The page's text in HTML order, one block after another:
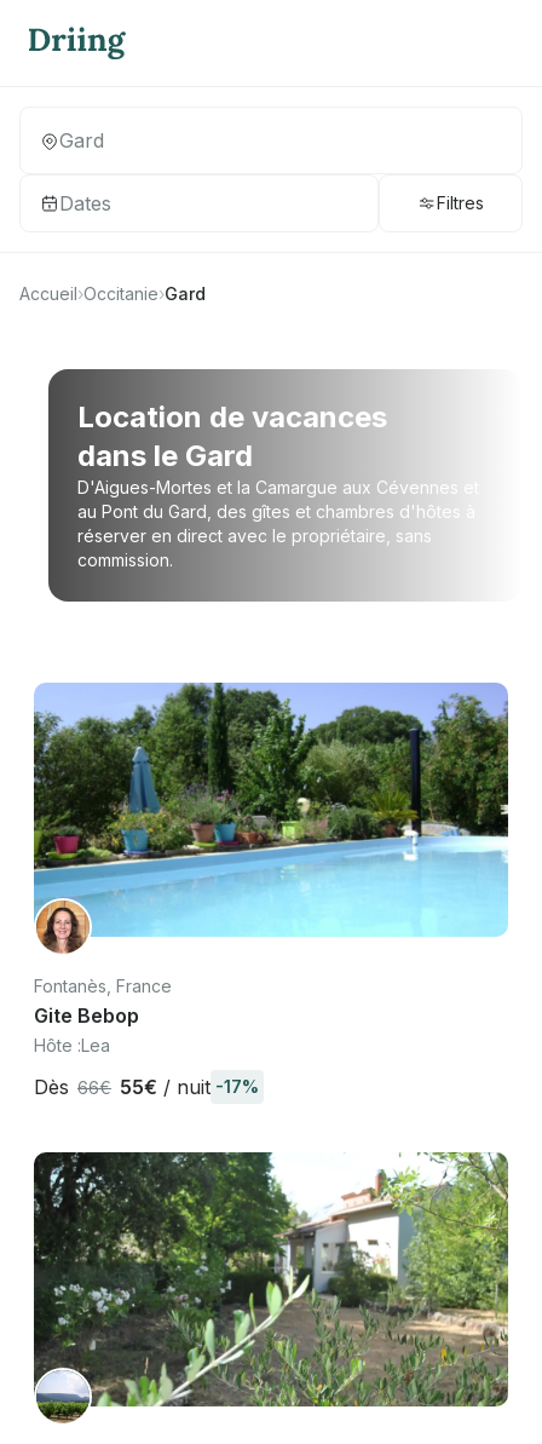
Dates Filtres
Accueil›Occitanie›Gard
Location de vacances
dans le Gard
D'Aigues-Mortes et la Camargue aux Cévennes et
au Pont du Gard, des gîtes et chambres d'hôtes à
réserver en direct avec le propriétaire, sans
commission.
Fontanès, France
Gite Bebop
Hôte :Lea
Dès 66€ 55€ / nuit -17%